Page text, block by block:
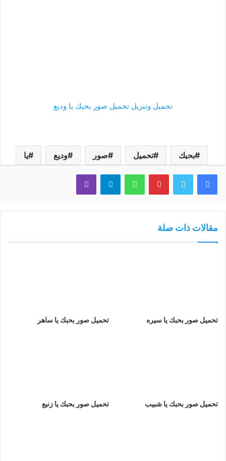
تحميل وتنزيل تحميل صور بحبك يا وديع
بحبك تحميل صور وديع يا
فيسبوك تويتر بينتيريستواتساب تيلقرام ڤايبر
مقالات ذات صلة
تحميل صور بحبك يا سيره تحميل صور بحبك يا ساهر
تحميل صور بحبك يا شبيب تحميل صور بحبك يا زنبع